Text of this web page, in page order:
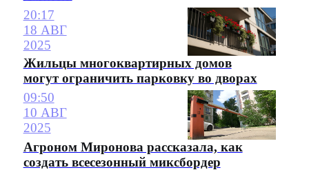
20:17
18 АВГ
2025
Жильцы многоквартирных домов
могут ограничить парковку во дворах
09:50
10 АВГ
2025
Агроном Миронова рассказала, как
создать всесезонный миксбордер